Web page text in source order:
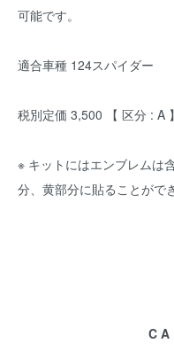
可能です。
適合車種 124スパイダー
税別定価 3,500 【 区分 : A 】
※ キットにはエンブレムは
分、黄部分に貼ることがで